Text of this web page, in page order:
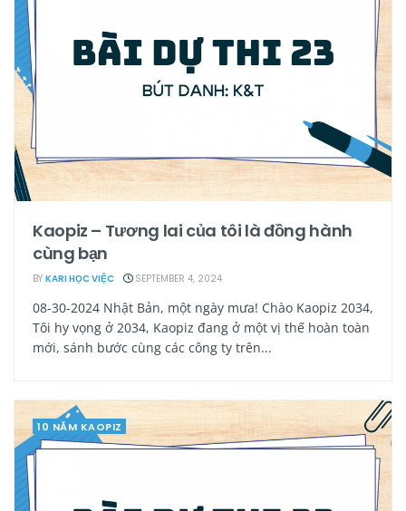
Kaopiz – Tương lai của tôi là đồng hành
cùng bạn
BY KARI HỌC VIỆC SEPTEMBER 4, 2024
08-30-2024 Nhật Bản, một ngày mưa! Chào Kaopiz 2034,
Tôi hy vọng ở 2034, Kaopiz đang ở một vị thế hoàn toàn
mới, sánh bước cùng các công ty trên...
10 NĂM KAOPIZ